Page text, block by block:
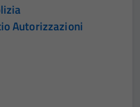
Autorizzazioni